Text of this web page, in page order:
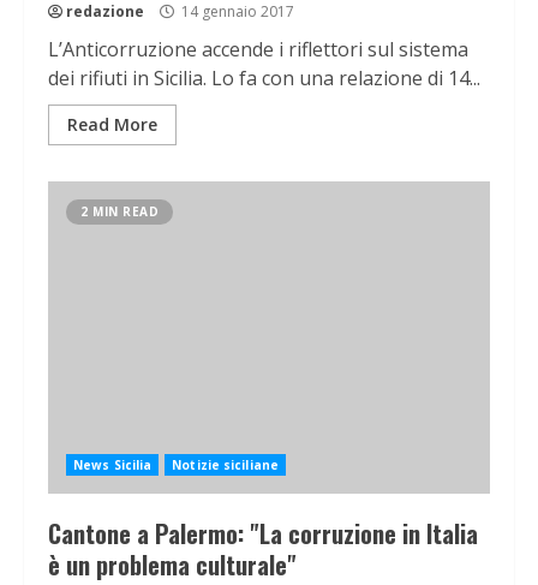
redazione 14 gennaio 2017
L’Anticorruzione accende i riflettori sul sistema
dei rifiuti in Sicilia. Lo fa con una relazione di 14...
Read More
2 MIN READ
News Sicilia Notizie siciliane
Cantone a Palermo: "La corruzione in Italia
è un problema culturale"